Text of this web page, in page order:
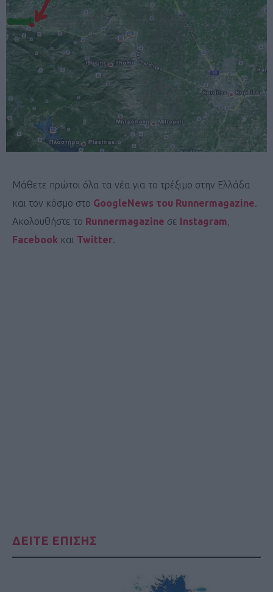
Μάθετε πρώτοι όλα τα νέα για το τρέξιμο στην Ελλάδα
και τον κόσμο στο GoogleNews του Runnermagazine.
Ακολουθήστε το Runnermagazine σε Instagram,
Facebook και Twitter.
ΔΕΙΤΕ ΕΠΙΣΗΣ